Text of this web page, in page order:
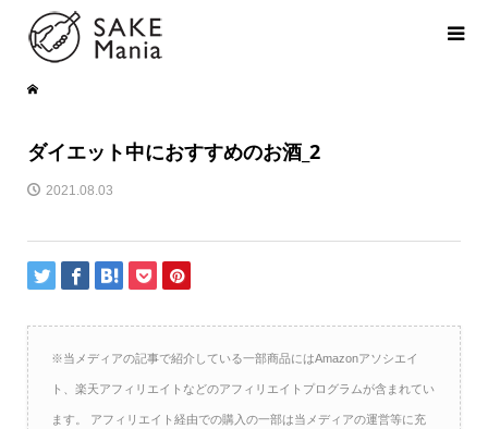
ダイエット中におすすめのお酒_2
2021.08.03
※当メディアの記事で紹介している一部商品にはAmazonアソシエイ
ト、楽天アフィリエイトなどのアフィリエイトプログラムが含まれてい
ます。 アフィリエイト経由での購入の一部は当メディアの運営等に充